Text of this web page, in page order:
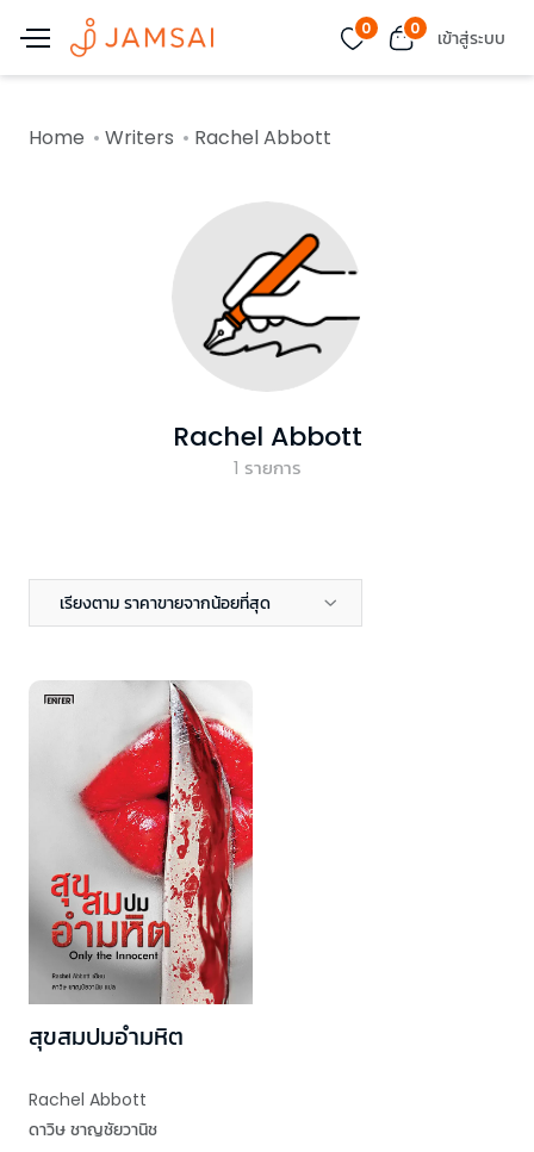
0 0 เข้าสู่ระบบ
Home Writers Rachel Abbott
Rachel Abbott
1 รายการ
เรียงตาม ราคาขายจากน้อยที่สุด
สุขสมปมอำมหิต
Rachel Abbott
ดาวิษ ชาญชัยวานิช